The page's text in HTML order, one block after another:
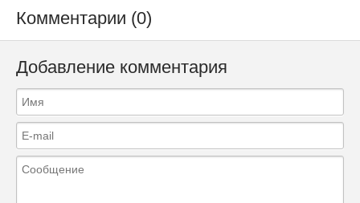
Комментарии (0)
Добавление комментария